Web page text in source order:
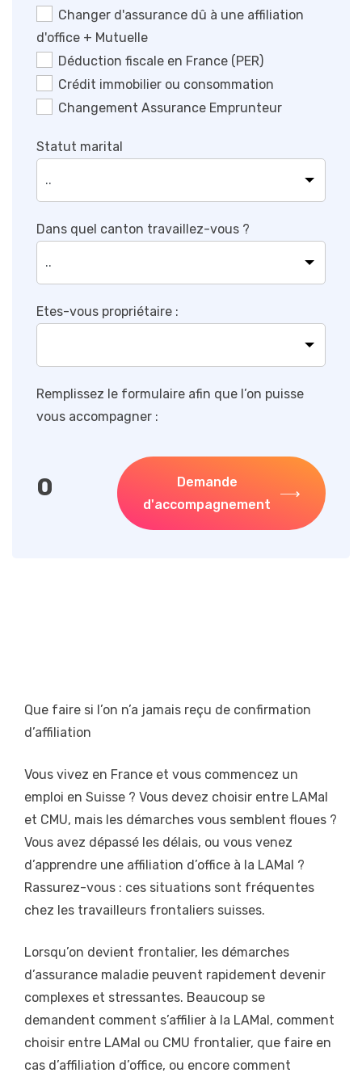
Changer d'assurance dû à une affiliation
d'office + Mutuelle
Déduction fiscale en France (PER)
Crédit immobilier ou consommation
Changement Assurance Emprunteur
Statut marital
Dans quel canton travaillez-vous ?
Etes-vous propriétaire :
Remplissez le formulaire afin que l’on puisse
vous accompagner :
0
Demande
d'accompagnement
Que faire si l’on n’a jamais reçu de confirmation
d’affiliation
Vous vivez en France et vous commencez un
emploi en Suisse ? Vous devez choisir entre LAMal
et CMU, mais les démarches vous semblent floues ?
Vous avez dépassé les délais, ou vous venez
d’apprendre une affiliation d’office à la LAMal ?
Rassurez-vous : ces situations sont fréquentes
chez les travailleurs frontaliers suisses.
Lorsqu’on devient frontalier, les démarches
d’assurance maladie peuvent rapidement devenir
complexes et stressantes. Beaucoup se
demandent comment s’affilier à la LAMal, comment
choisir entre LAMal ou CMU frontalier, que faire en
cas d’affiliation d’office, ou encore comment